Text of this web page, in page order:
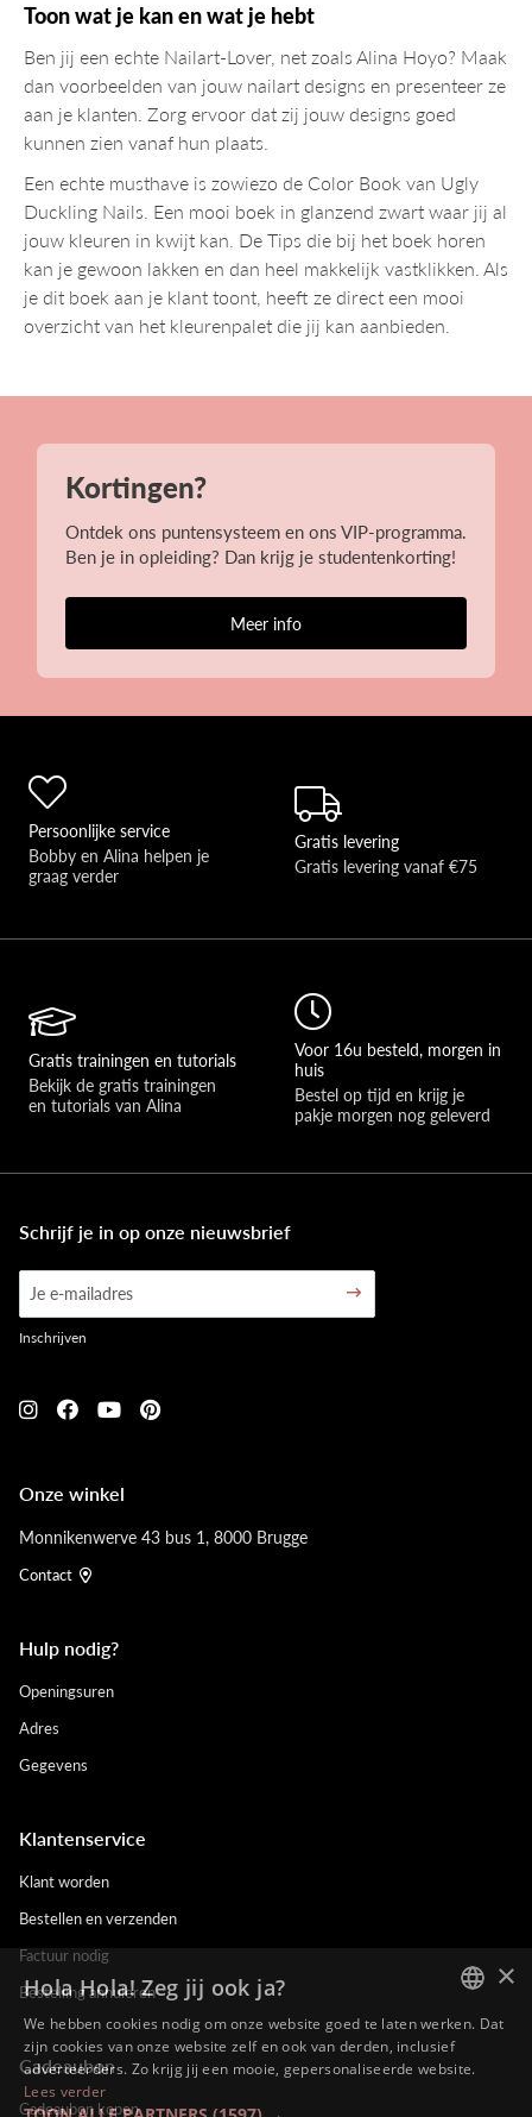
Toon wat je kan en wat je hebt
Ben jij een echte Nailart-Lover, net zoals Alina Hoyo? Maak
dan voorbeelden van jouw nailart designs en presenteer ze
aan je klanten. Zorg ervoor dat zij jouw designs goed
kunnen zien vanaf hun plaats.
Een echte musthave is zowiezo de Color Book van Ugly
Duckling Nails. Een mooi boek in glanzend zwart waar jij al
jouw kleuren in kwijt kan. De Tips die bij het boek horen
kan je gewoon lakken en dan heel makkelijk vastklikken. Als
je dit boek aan je klant toont, heeft ze direct een mooi
overzicht van het kleurenpalet die jij kan aanbieden.
Kortingen?
Ontdek ons puntensysteem en ons VIP-programma.
Ben je in opleiding? Dan krijg je studentenkorting!
Meer info
Persoonlijke service
Bobby en Alina helpen je
graag verder
Gratis levering
Gratis levering vanaf €75
Gratis trainingen en tutorials
Bekijk de gratis trainingen
en tutorials van Alina
Voor 16u besteld, morgen in
huis
Bestel op tijd en krijg je
pakje morgen nog geleverd
Onze winkel
Monnikenwerve 43 bus 1, 8000 Brugge
Contact
Hulp nodig?
Openingsuren
Adres
Gegevens
Klantenservice
Klant worden
Bestellen en verzenden
Factuur nodig
Bestelling annuleren
Cadeaubon
Cadeaubon kopen
Schrijf je in op onze nieuwsbrief
Inschrijven
DUTCH
ENGLISH
×
Hola Hola! Zeg jij ook ja?
We hebben cookies nodig om onze website goed te laten werken. Dat
zijn cookies van onze website zelf en ook van derden, inclusief
adverteerders. Zo krijg jij een mooie, gepersonaliseerde website.
Lees verder